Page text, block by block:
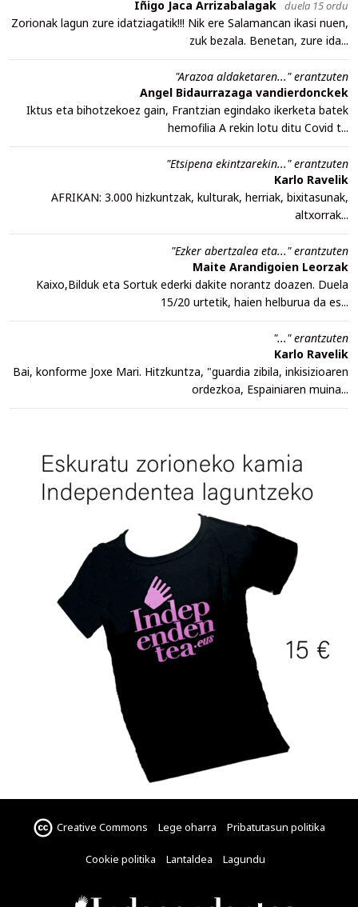
Iñigo Jaca Arrizabalagak duela 15 ordu
Zorionak lagun zure idatziagatik!!! Nik ere Salamancan ikasi nuen,
zuk bezala. Benetan, zure ida...
"Arazoa aldaketaren..." erantzuten
Angel Bidaurrazaga vandierdonckek
Iktus eta bihotzekoez gain, Frantzian egindako ikerketa batek
hemofilia A rekin lotu ditu Covid t...
"Etsipena ekintzarekin..." erantzuten
Karlo Ravelik
AFRIKAN: 3.000 hizkuntzak, kulturak, herriak, bixitasunak,
altxorrak...
"Ezker abertzalea eta..." erantzuten
Maite Arandigoien Leorzak
Kaixo,Bilduk eta Sortuk ederki dakite norantz doazen. Duela
15/20 urtetik, haien helburua da es...
"..." erantzuten
Karlo Ravelik
Bai, konforme Joxe Mari. Hitzkuntza, "guardia zibila, inkisizioaren
ordezkoa, Espainiaren muina...
Creative Commons Lege oharra Pribatutasun politika
Cookie politika Lantaldea Lagundu